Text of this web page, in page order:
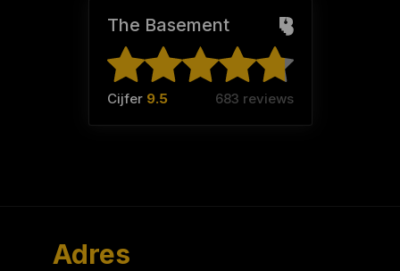
The Basement
Cijfer 9.5 683 reviews
Adres